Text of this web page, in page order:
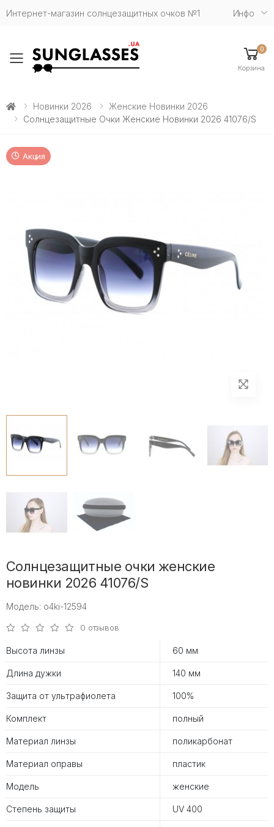
Интернет-магазин солнцезащитных очков №1 Инфо
Toggle mobile menu
0
Корзина
Новинки 2026
Женские Новинки 2026
Солнцезащитные Очки Женские Новинки 2026 41076/S
Акция
Солнцезащитные очки женские
новинки 2026 41076/S
Модель: o4ki-12594
0 отзывов
Высота линзы 60 мм
Длина дужки 140 мм
Защита от ультрафиолета 100%
Комплект полный
Материал линзы поликарбонат
Материал оправы пластик
Модель женские
Степень защиты UV 400